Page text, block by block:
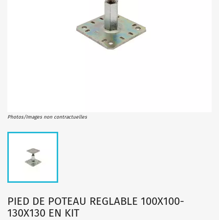
Photos/Images non contractuelles
PIED DE POTEAU REGLABLE 100X100-
130X130 EN KIT